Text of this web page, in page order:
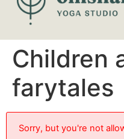
Children
farytales
Sorry, but you're not